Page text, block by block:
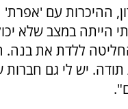
ההיכרות עם 'אפרת'
הייתה במצב שלא
ללדת את בנה.
יש לי גם